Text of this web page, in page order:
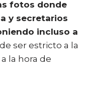
fotos donde
y secretarios
incluso a
ser estricto a la
la hora de